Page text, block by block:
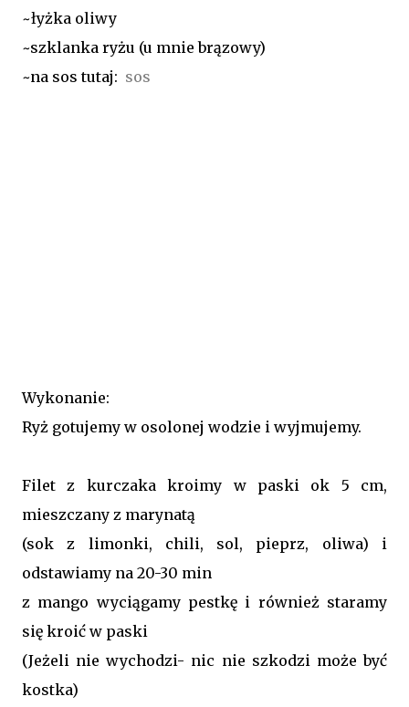
~łyżka oliwy
~szklanka ryżu (u mnie brązowy)
~na sos tutaj: sos
Wykonanie:
Ryż gotujemy w osolonej wodzie i wyjmujemy.
Filet z kurczaka kroimy w paski ok 5 cm,
mieszczany z marynatą
(sok z limonki, chili, sol, pieprz, oliwa) i
odstawiamy na 20-30 min
z mango wyciągamy pestkę i również staramy
się kroić w paski
(Jeżeli nie wychodzi- nic nie szkodzi może być
kostka)